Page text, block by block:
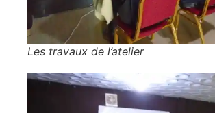
Les travaux de l’atelier